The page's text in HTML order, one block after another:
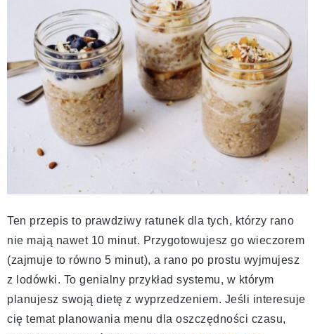
Ten przepis to prawdziwy ratunek dla tych, którzy rano
nie mają nawet 10 minut. Przygotowujesz go wieczorem
(zajmuje to równo 5 minut), a rano po prostu wyjmujesz
z lodówki. To genialny przykład systemu, w którym
planujesz swoją dietę z wyprzedzeniem. Jeśli interesuje
cię temat planowania menu dla oszczędności czasu,